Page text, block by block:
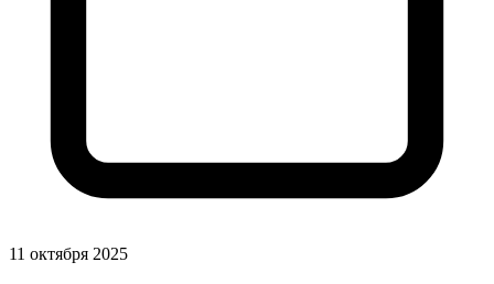
11 октября 2025